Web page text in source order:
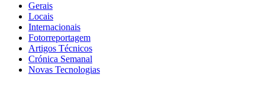
Gerais
Locais
Internacionais
Fotorreportagem
Artigos Técnicos
Crónica Semanal
Novas Tecnologias